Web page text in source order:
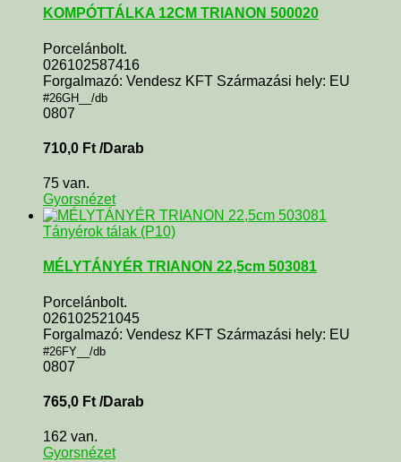
KOMPÓTTÁLKA 12CM TRIANON 500020
Porcelánbolt.
026102587416
Forgalmazó: Vendesz KFT Származási hely: EU
#26GH__/db
0807
710,0 Ft /Darab
75 van.
Gyorsnézet
Tányérok tálak (P10)
MÉLYTÁNYÉR TRIANON 22,5cm 503081
Porcelánbolt.
026102521045
Forgalmazó: Vendesz KFT Származási hely: EU
#26FY__/db
0807
765,0 Ft /Darab
162 van.
Gyorsnézet